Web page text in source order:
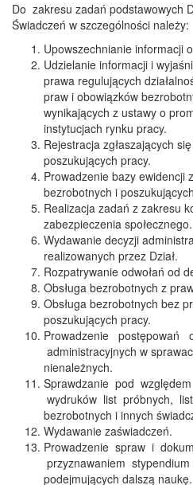
Do zakresu zadań podstawowych
Świadczeń w szczególności należy:
Upowszechnianie informacji
Udzielanie informacji i
prawa regulujących
praw i obowiązków
wynikających z ustawy o
instytucjach rynku pracy.
Rejestracja zgłaszających
poszukujących pracy.
Prowadzenie bazy ewidencji
bezrobotnych i
Realizacja zadań z zakresu
zabezpieczenia społecznego.
Wydawanie decyzji
realizowanych przez Dział.
Rozpatrywanie odwołań od
Obsługa bezrobotnych z
Obsługa bezrobotnych bez
poszukujących pracy.
Prowadzenie postępowań
administracyjnych w
nienależnych.
Sprawdzanie pod
wydruków list próbnych, list
bezrobotnych i innych
Wydawanie zaświadczeń.
Prowadzenie spraw i
przyznawaniem
podejmujących dalszą naukę.